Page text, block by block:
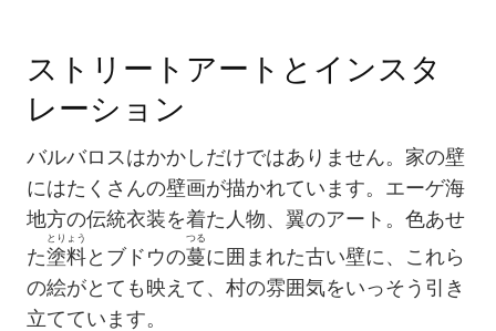
ストリートアートとインスタ
レーション
バルバロスはかかしだけではありません。家の壁
にはたくさんの壁画が描かれています。エーゲ海
地方の伝統衣装を着た人物、翼のアート。色あせ
た塗料
とりょう
とブドウの蔓
つる
に囲まれた古い壁に、これら
の絵がとても映えて、村の雰囲気をいっそう引き
立てています。